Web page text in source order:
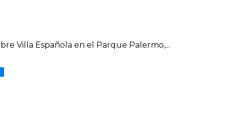
Villa Española en el Parque Palermo,...